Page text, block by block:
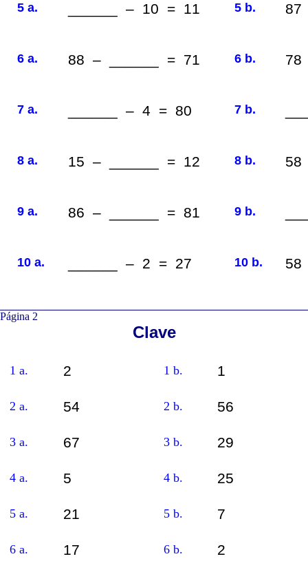
5 a. ______ – 10 = 11 5 b. 87
6 a. 88 – ______ = 71 6 b. 78
7 a. ______ – 4 = 80 7 b.
8 a. 15 – ______ = 12 8 b. 58
9 a. 86 – ______ = 81 9 b.
10 a. ______ – 2 = 27 10 b. 58
Página 2
Clave
1 a. 2 1 b. 1
2 a. 54 2 b. 56
3 a. 67 3 b. 29
4 a. 5 4 b. 25
5 a. 21 5 b. 7
6 a. 17 6 b. 2